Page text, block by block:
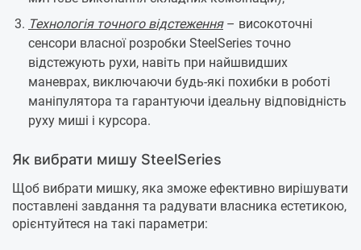
Технологія точного відстеження– високоточні
сенсори власної розробки SteelSeries точно
відстежують рухи, навіть при найшвидших
маневрах, виключаючи будь-які похибки в роботі
маніпулятора та гарантуючи ідеальну відповідність
руху миші і курсора.
Як вибрати мишу SteelSeries
Щоб вибрати мишку, яка зможе ефективно вирішувати
поставлені завдання та радувати власника естетикою,
орієнтуйтеся на такі параметри: